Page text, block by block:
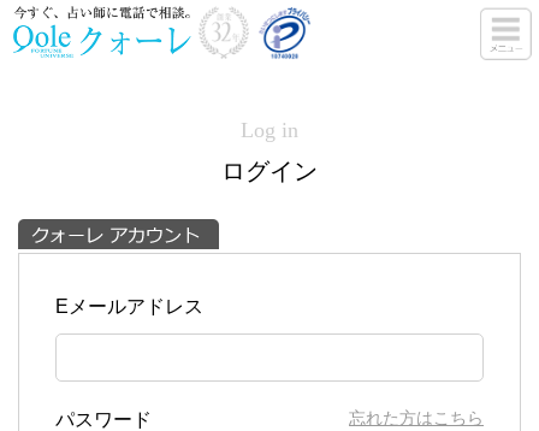
Log in
ログイン
Eメールアドレス
パスワード 忘れた方はこちら